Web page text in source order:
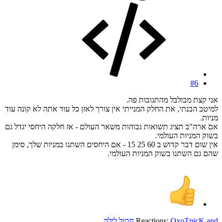
#6
אני קצת מבולבל מהתגובות פה.
למיטב הבנתי, את החלק המנייתי אין צורך לאזן כל עוד אתה לא קונה עוד
מניות.
אם ארה"ב תציג תשואות גבוהות משאר העולם - אז חלקה היחסי יגדל גם
בשוק המניות העולמי.
אין שום דבר קדוש ב 60 25 15 - אם היחסים השתנו במניות שלך, סימן
שהם גם השתנו בשוק המניות העולמי.